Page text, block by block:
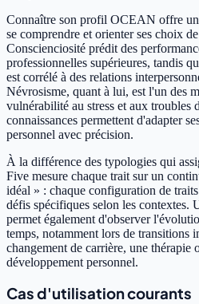
Connaître son profil OCEAN offre
se comprendre et orienter ses choix
Conscienciosité prédit des
professionnelles supérieures, tandis
est corrélé à des relations
Névrosisme, quant à lui, est l'un des
vulnérabilité au stress et aux troubles
connaissances permettent d'adapter
personnel avec précision.
À la différence des typologies qui
Five mesure chaque trait sur un
idéal » : chaque configuration de
défis spécifiques selon les contextes.
permet également d'observer
temps, notamment lors de transitions
changement de carrière, une thérapie
développement personnel.
Cas d'utilisation courants